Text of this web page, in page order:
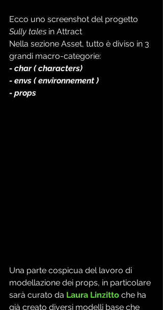
Ecco uno screenshot del progetto
Sully tales in Attract
Nella sezione Asset, tutto è diviso in 3
grandi macro-categorie:
- char ( characters)
- envs ( environnement )
- props
Una parte cospicua del lavoro di
modellazione dei props, in particolare
sarà curato da Laura Linzitto che ha
già creato diversi modelli base che